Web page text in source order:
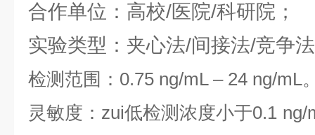
合作单位：高校/医院/科研院；
实验类型：夹心法/间接法/竞争
检测范围 ： 0.75 ng/mL –24 ng/mL
灵敏度：zui低检测浓度小于0.1 ng/